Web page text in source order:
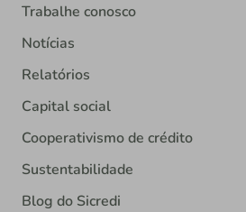
Trabalhe conosco
Notícias
Relatórios
Capital social
Cooperativismo de crédito
Sustentabilidade
Blog do Sicredi